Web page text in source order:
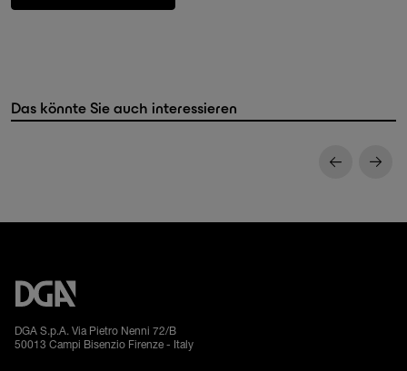
Das könnte Sie auch interessieren
DGA S.p.A. Via Pietro Nenni 72/B
50013 Campi Bisenzio Firenze - Italy